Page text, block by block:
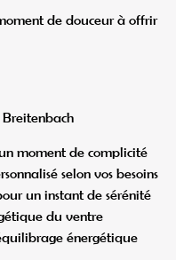
de douceur à offrir
Breitenbach
moment de complicité
selon vos besoins
un instant de sérénité
du ventre
énergétique